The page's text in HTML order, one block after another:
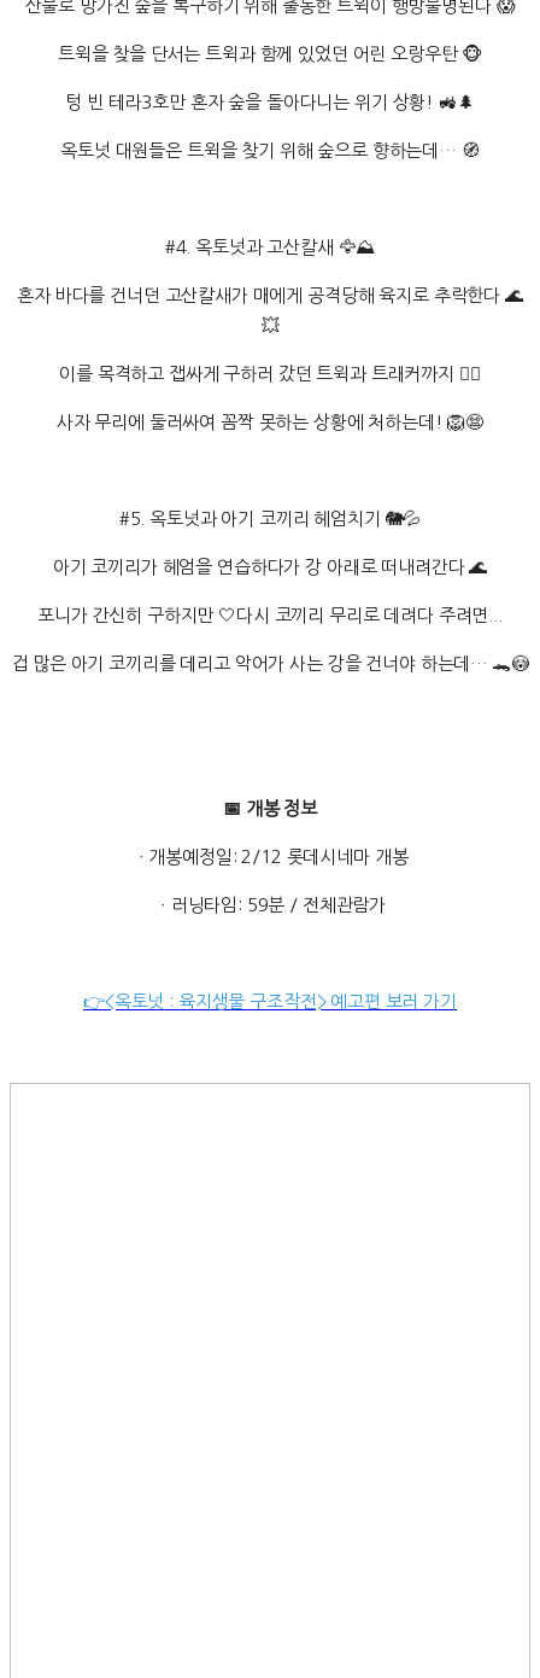
산불로 망가진 숲을 복구하기 위해 출동한 트윅이 행방불명된다 😱
트윅을 찾을 단서는 트윅과 함께 있었던 어린 오랑우탄 🐵
텅 빈 테라3호만 혼자 숲을 돌아다니는 위기 상황! 🚜🌲
옥토넛 대원들은 트윅을 찾기 위해 숲으로 향하는데… 🧭
#4. 옥토넛과 고산칼새 🦅⛰️
혼자 바다를 건너던 고산칼새가 매에게 공격당해 육지로 추락한다 🌊
💥
이를 목격하고 잽싸게 구하러 갔던 트윅과 트래커까지 🏃‍♂️
사자 무리에 둘러싸여 꼼짝 못하는 상황에 처하는데! 🦁😨
#5. 옥토넛과 아기 코끼리 헤엄치기 🐘💦
아기 코끼리가 헤엄을 연습하다가 강 아래로 떠내려간다 🌊
포니가 간신히 구하지만 🤍다시 코끼리 무리로 데려다 주려면...
겁 많은 아기 코끼리를 데리고 악어가 사는 강을 건너야 하는데… 🐊😳
📅 개봉 정보
ㆍ개봉예정일: 2/12 롯데시네마 개봉
ㆍ러닝타임: 59분 / 전체관람가
👉<옥토넛 : 육지생물 구조작전> 예고편 보러 가기